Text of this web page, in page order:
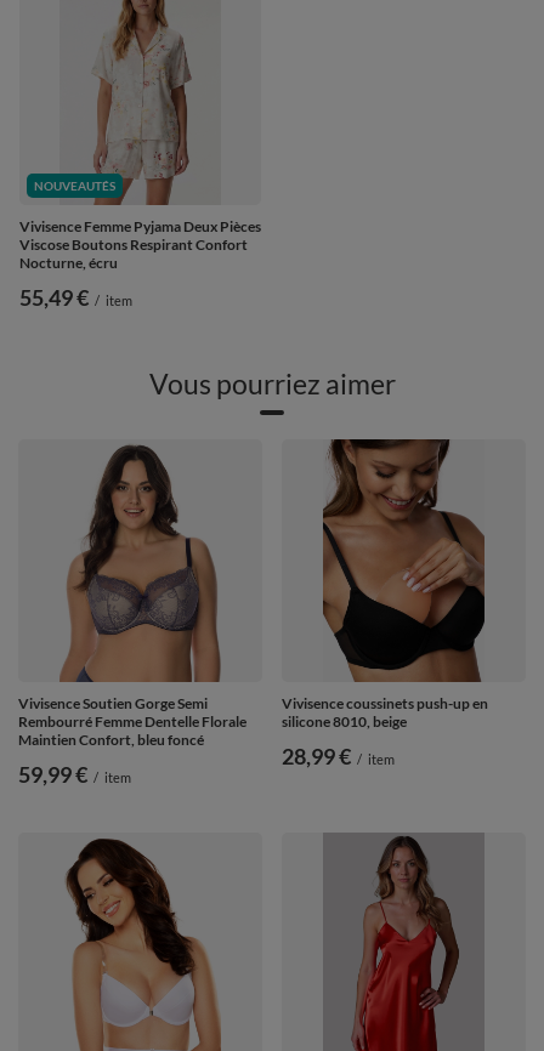
NOUVEAUTÉS
Vivisence Femme Pyjama Deux Pièces
Viscose Boutons Respirant Confort
Nocturne, écru
55,49 € / item
Vous pourriez aimer
Vivisence Soutien Gorge Semi
Rembourré Femme Dentelle Florale
Maintien Confort, bleu foncé
59,99 € / item
Vivisence coussinets push-up en
silicone 8010, beige
28,99 € / item